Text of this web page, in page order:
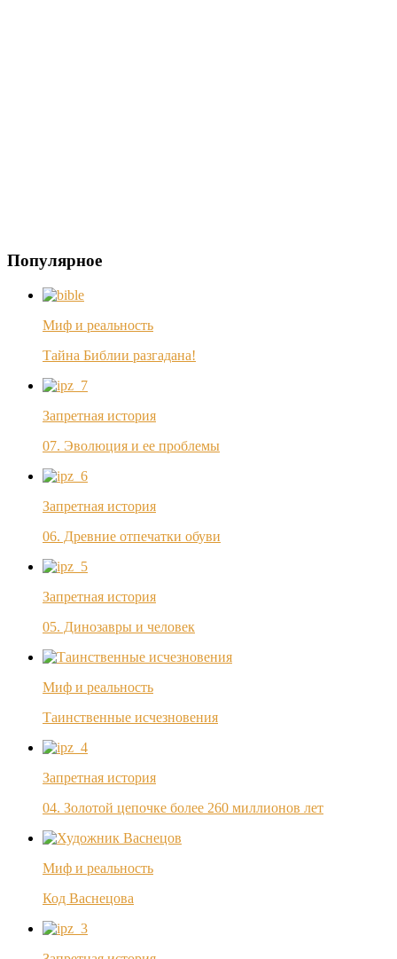
Популярное
Миф и реальность
Тайна Библии разгадана!
Запретная история
07. Эволюция и ее проблемы
Запретная история
06. Древние отпечатки обуви
Запретная история
05. Динозавры и человек
Миф и реальность
Таинственные исчезновения
Запретная история
04. Золотой цепочке более 260 миллионов лет
Миф и реальность
Код Васнецова